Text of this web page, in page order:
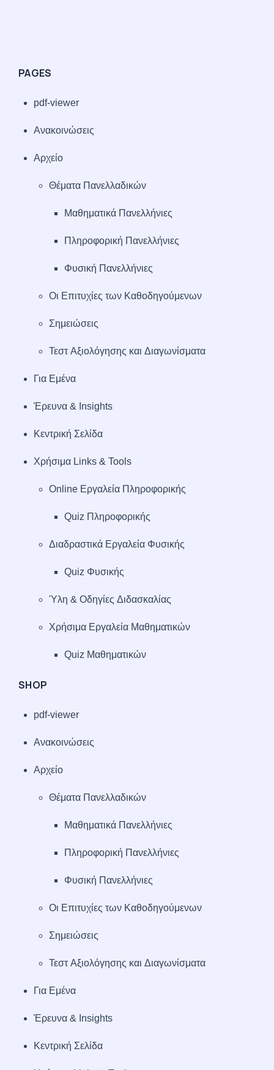
PAGES
pdf-viewer
Ανακοινώσεις
Αρχείο
Θέματα Πανελλαδικών
Μαθηματικά Πανελλήνιες
Πληροφορική Πανελλήνιες
Φυσική Πανελλήνιες
Οι Επιτυχίες των Καθοδηγούμενων
Σημειώσεις
Τεστ Αξιολόγησης και Διαγωνίσματα
Για Εμένα
Έρευνα & Insights
Κεντρική Σελίδα
Χρήσιμα Links & Tools
Online Εργαλεία Πληροφορικής
Quiz Πληροφορικής
Διαδραστικά Εργαλεία Φυσικής
Quiz Φυσικής
Ύλη & Οδηγίες Διδασκαλίας
Χρήσιμα Εργαλεία Μαθηματικών
Quiz Μαθηματικών
SHOP
pdf-viewer
Ανακοινώσεις
Αρχείο
Θέματα Πανελλαδικών
Μαθηματικά Πανελλήνιες
Πληροφορική Πανελλήνιες
Φυσική Πανελλήνιες
Οι Επιτυχίες των Καθοδηγούμενων
Σημειώσεις
Τεστ Αξιολόγησης και Διαγωνίσματα
Για Εμένα
Έρευνα & Insights
Κεντρική Σελίδα